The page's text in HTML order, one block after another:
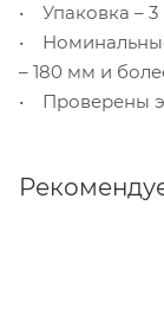
• Упаковка – 3
•
– 180 мм и
• Проверены